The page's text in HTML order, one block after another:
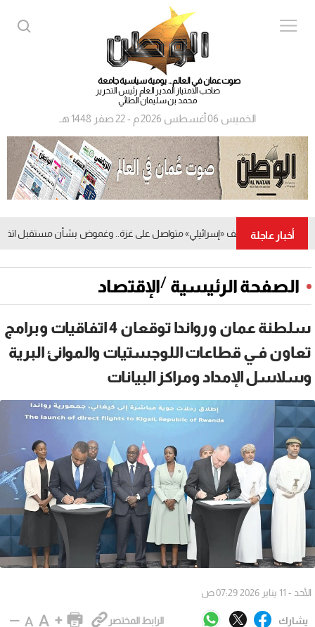
صوت عمان في العالم... يومية سياسية جامعة
صاحب الامتياز المدير العام رئيس التحرير
محمد بن سليمان الطائي
الخميس 06 أغسطس 2026 م - 22 صفر 1448 هـ
أخبار عاجلةقصف «إسرائيلي» متواصل على غزة.. وغموض بشأن مستقبل اتفاق وقف
الصفحة الرئيسية /الإقتصاد
سلطنة عمان ورواندا توقعان 4 اتفاقيات وبرامج
تعاون فـي قطاعات اللوجستيات والموانئ البرية
وسلاسل الإمداد ومراكز البيانات
يشارك الرابط المختصر
الأحد - 11 يناير 2026 07:29 ص